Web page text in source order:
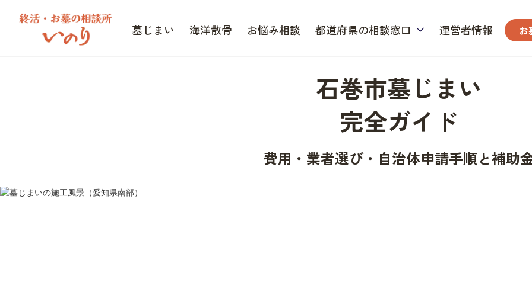
墓じまい 海洋散骨 お悩み相談 都道府県の相談窓口 運営者情報 お
石巻市墓じまい
完全ガイド
費用・業者選び・自治体申請手順と補助